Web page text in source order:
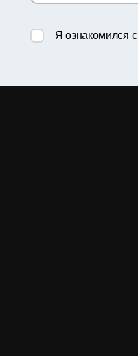
Я ознакомился с